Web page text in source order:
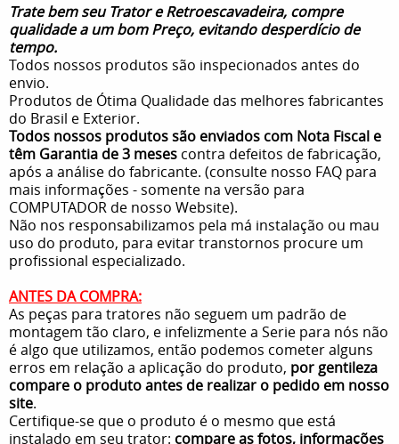
Trate bem seu Trator e Retroescavadeira, compre
qualidade a um bom Preço, evitando desperdício de
tempo.
Todos nossos produtos são inspecionados antes do
envio.
Produtos de Ótima Qualidade das melhores fabricantes
do Brasil e Exterior.
Todos nossos produtos são enviados com Nota Fiscal e
têm Garantia de 3 meses contra defeitos de fabricação,
após a análise do fabricante. (consulte nosso FAQ para
mais informações - somente na versão para
COMPUTADOR de nosso Website).
Não nos responsabilizamos pela má instalação ou mau
uso do produto, para evitar transtornos procure um
profissional especializado.
ANTES DA COMPRA:
As peças para tratores não seguem um padrão de
montagem tão claro, e infelizmente a Serie para nós não
é algo que utilizamos, então podemos cometer alguns
erros em relação a aplicação do produto, por gentileza
compare o produto antes de realizar o pedido em nosso
site.
Certifique-se que o produto é o mesmo que está
instalado em seu trator: compare as fotos, informações